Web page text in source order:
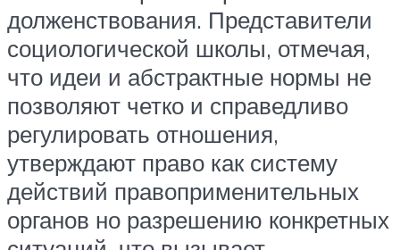
долженствования. Представители
социологической школы, отмечая,
что идеи и абстрактные нормы не
позволяют четко и справедливо
регулировать отношения,
утверждают право как систему
действий правоприменительных
органов но разрешению конкретных